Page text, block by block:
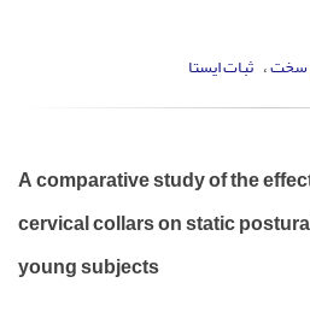
سخت ثبات ایستا
A comparative study of the
cervical collars on static
young subjects